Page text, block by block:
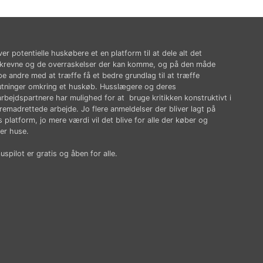
potentielle huskøbere et en platform til at dele alt det
og de overraskelser der kan komme, og på den måde
andre med at træffe få et bedre grundlag til at træffe
omkring et huskøb. Husslægere og deres
har mulighed for at bruge kritikken konstruktivt i
arbejde. Jo flere anmeldelser der bliver lagt på
platform, jo mere værdi vil det blive for alle der køber og
huse.
er gratis og åben for alle.